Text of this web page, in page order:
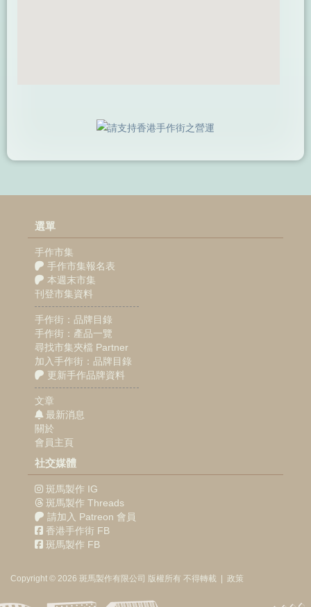
選單
手作市集
手作市集報名表
本週末市集
刊登市集資料
手作街：品牌目錄
手作街：產品一覽
尋找市集夾檔 Partner
加入手作街：品牌目錄
更新手作品牌資料
文章
最新消息
關於
會員主頁
社交媒體
斑馬製作 IG
斑馬製作 Threads
請加入 Patreon 會員
香港手作街 FB
斑馬製作 FB
Copyright © 2026 斑馬製作有限公司 版權所有 不得轉載 政策